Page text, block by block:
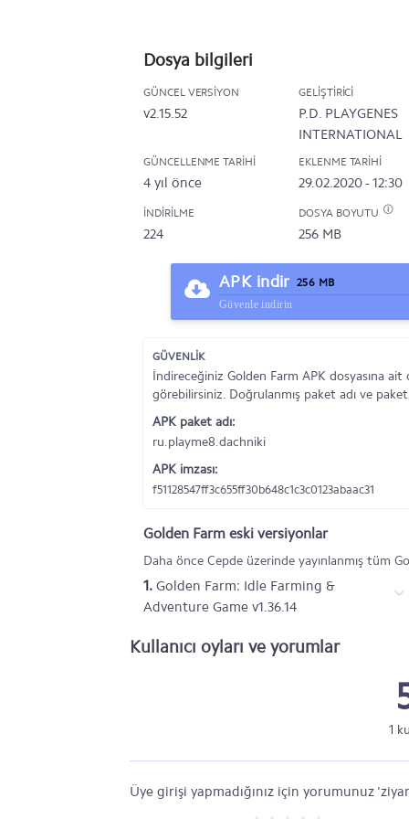
Dosya bilgileri
GÜNCEL VERSIYON
v2.15.52
GELIŞTIRICI
P.D. PLAYGENES
INTERNATIONAL
LIMITED
GÜNCELLENME TARIHI
4 yıl önce
EKLENME TARIHI
29.02.2020 - 12:30
İNDIRILME
224
DOSYA BOYUTU
256 MB
APK indir 256 MB
Güvenle indirin
GÜVENLİK
İndireceğiniz Golden Farm APK dosyasına ait
görebilirsiniz. Doğrulanmış paket adı ve
APK paket adı:
ru.playme8.dachniki
APK imzası:
f51128547ff3c655ff30b648c1c3c0123abaac31
Golden Farm eski versiyonlar
Daha önce Cepde üzerinde yayınlanmış tüm
1. Golden Farm: Idle Farming &
Adventure Game v1.36.14
Kullanıcı oyları ve yorumlar
1
Üye girişi yapmadığınız için yorumunuz